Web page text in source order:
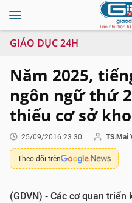
GIÁO DỤC 24H
Năm 2025,
ngôn ngữ thứ
thiếu cơ sở
25/09/2016 23:30 TS.Mai
Theo dõi trên
(GDVN) - Các cơ quan